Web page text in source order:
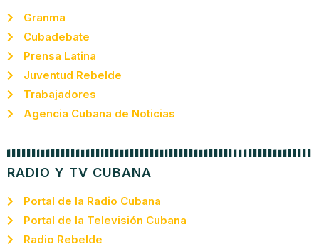
Granma
Cubadebate
Prensa Latina
Juventud Rebelde
Trabajadores
Agencia Cubana de Noticias
RADIO Y TV CUBANA
Portal de la Radio Cubana
Portal de la Televisión Cubana
Radio Rebelde